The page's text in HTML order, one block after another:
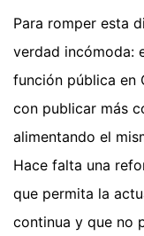
Para romper esta
verdad incómoda:
función pública en
con publicar más
alimentando el
Hace falta una
que permita la
continua y que no